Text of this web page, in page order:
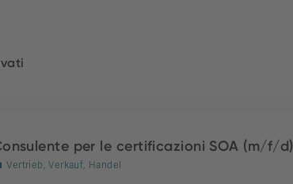
per le certificazioni SOA (m/f/d)
Vertrieb, Verkauf, Handel